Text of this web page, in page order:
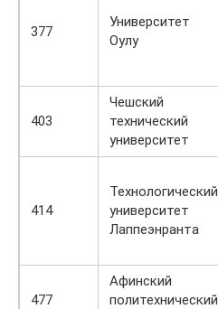
377
Университет
Оулу
403
Чешский
технический
университет
414
Технологический
университет
Лаппеэнранта
477
Афинский
политехнический